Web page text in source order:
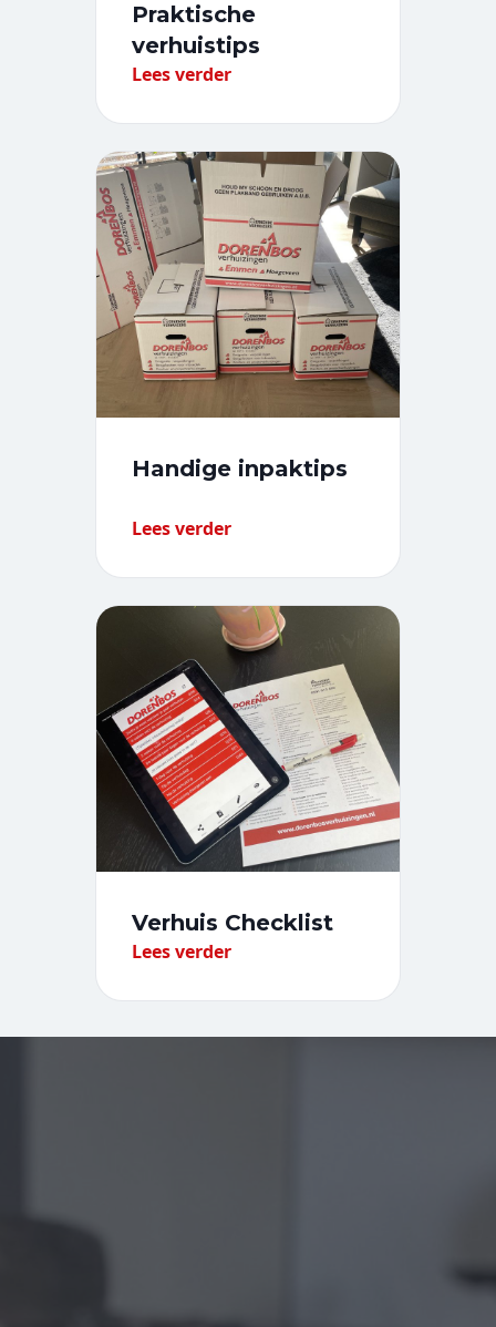
Praktische
verhuistips
Lees verder
Handige inpaktips
Lees verder
Verhuis Checklist
Lees verder